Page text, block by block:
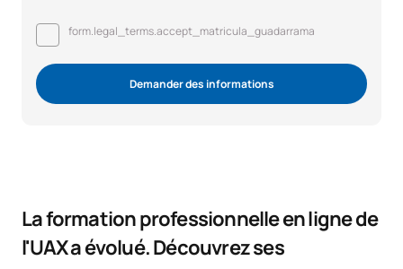
form.legal_terms.accept_matricula_guadarrama
Demander des informations
La formation professionnelle en ligne de
l'UAX a évolué. Découvrez ses